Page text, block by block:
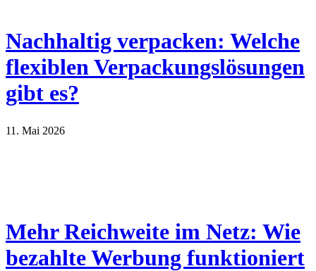
Nachhaltig verpacken: Welche
flexiblen Verpackungslösungen
gibt es?
11. Mai 2026
Mehr Reichweite im Netz: Wie
bezahlte Werbung funktioniert